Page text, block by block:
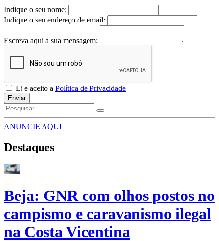
Indique o seu nome:
Indique o seu endereço de email:
Escreva aqui a sua mensagem:
Li e aceito a Política de Privacidade
Enviar
ANUNCIE AQUI
Destaques
Beja: GNR com olhos postos no
campismo e caravanismo ilegal
na Costa Vicentina